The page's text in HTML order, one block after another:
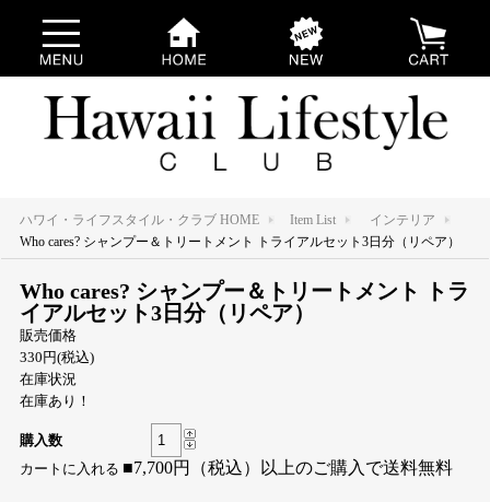
ハワイ・ライフスタイル・クラブ HOME Item List
インテリア
Who cares? シャンプー＆トリートメント トライアルセット3日分（リペア）
Who cares? シャンプー＆トリートメント トラ
イアルセット3日分（リペア）
販売価格
330円(税込)
在庫状況
在庫あり！
購入数
■7,700円（税込）以上のご購入で送料無料